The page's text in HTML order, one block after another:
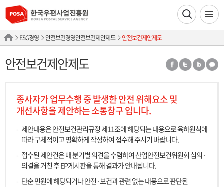
ESG경영 안전보건경영안전보건제안제도 안전보건제안제도
안전보건제안제도
종사자가 업무수행 중 발생한 안전 위해요소 및
개선사항을 제안하는 소통창구 입니다.
제안내용은 안전보건관리규정 제11조에 해당되는 내용으로 육하원칙에
따라 구체적이고 명확하게 작성하여 접수해 주시기 바랍니다.
접수된 제안건은 매 분기별 의견을 수렴하여 산업안전보건위원회 심의·
의결을 거친 후 EP게시판을 통해 결과가 안내됩니다.
단순 민원에 해당되거나 안전·보건과 관련 없는 내용으로 판단된